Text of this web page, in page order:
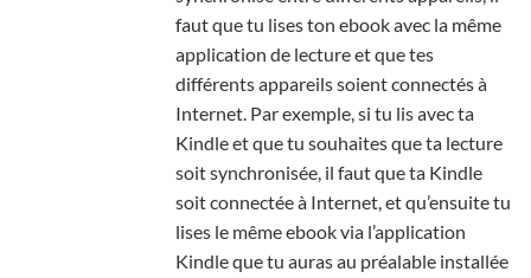
faut que tu lises ton ebook avec la même
application de lecture et que tes
différents appareils soient connectés à
Internet. Par exemple, si tu lis avec ta
Kindle et que tu souhaites que ta lecture
soit synchronisée, il faut que ta Kindle
soit connectée à Internet, et qu’ensuite tu
lises le même ebook via l’application
Kindle que tu auras au préalable installée